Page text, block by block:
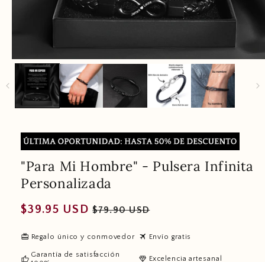
"Para Mi Hombre" - Pulsera Infinita
Personalizada
Regular
$39.95 USD Sale
$79.90 USD
redeem Regalo único y conmovedor travel Envío gratis
thumb_up Garantía de satisfacción
diamond Excelencia artesanal